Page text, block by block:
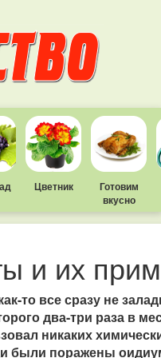
Цветник
Готовим
вкусно
и их
то все сразу не
два-три раза в
никаких
были поражены